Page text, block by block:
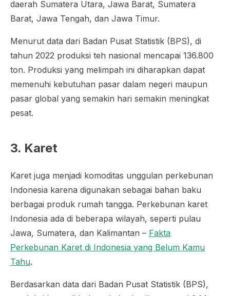
daerah Sumatera Utara, Jawa Barat, Sumatera
Barat, Jawa Tengah, dan Jawa Timur.
Menurut data dari Badan Pusat Statistik (BPS), di
tahun 2022 produksi teh nasional mencapai 136.800
ton. Produksi yang melimpah ini diharapkan dapat
memenuhi kebutuhan pasar dalam negeri maupun
pasar global yang semakin hari semakin meningkat
pesat.
3. Karet
Karet juga menjadi komoditas unggulan perkebunan
Indonesia karena digunakan sebagai bahan baku
berbagai produk rumah tangga. Perkebunan karet
Indonesia ada di beberapa wilayah, seperti pulau
Jawa, Sumatera, dan Kalimantan – Fakta
Perkebunan Karet di Indonesia yang Belum Kamu
Tahu.
Berdasarkan data dari Badan Pusat Statistik (BPS),